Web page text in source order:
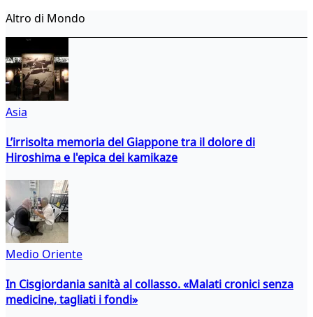
Altro di Mondo
Asia
L’irrisolta memoria del Giappone tra il dolore di
Hiroshima e l'epica dei kamikaze
Medio Oriente
In Cisgiordania sanità al collasso. «Malati cronici senza
medicine, tagliati i fondi»